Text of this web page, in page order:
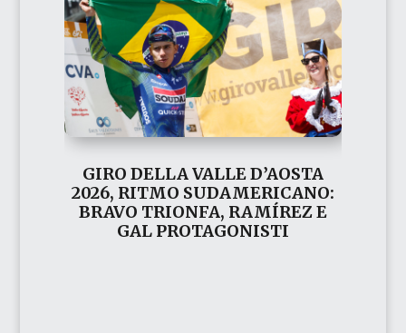
GIRO DELLA VALLE D’AOSTA
2026, RITMO SUDAMERICANO:
BRAVO TRIONFA, RAMÍREZ E
GAL PROTAGONISTI